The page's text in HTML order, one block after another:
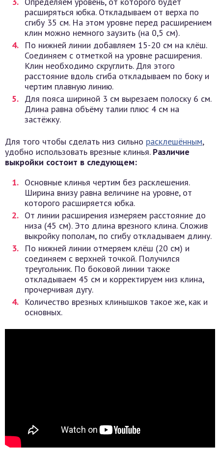
расширяться юбка. Откладываем от верха по
сгибу 35 см. На этом уровне перед расширением
клин можно немного заузить (на 0,5 см).
По нижней линии добавляем 15-20 см на клёш.
Соединяем с отметкой на уровне расширения.
Клин необходимо скруглить. Для этого
расстояние вдоль сгиба откладываем по боку и
чертим плавную линию.
Для пояса шириной 3 см вырезаем полоску 6 см.
Длина равна объёму талии плюс 4 см на
застёжку.
Для того чтобы сделать низ сильно расклешённым,
удобно использовать врезные клинья. Различие
выкройки состоит в следующем:
Основные клинья чертим без расклешения.
Ширина внизу равна величине на уровне, от
которого расширяется юбка.
От линии расширения измеряем расстояние до
низа (45 см). Это длина врезного клина. Сложив
выкройку пополам, по сгибу откладываем длину.
По нижней линии отмеряем клёш (20 см) и
соединяем с верхней точкой. Получился
треугольник. По боковой линии также
откладываем 45 см и корректируем низ клина,
прочерчивая дугу.
Количество врезных клинышков такое же, как и
основных.